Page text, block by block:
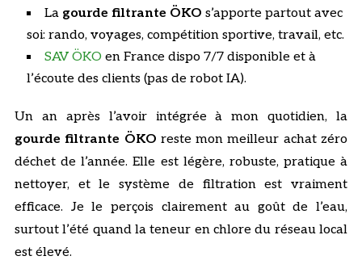
La gourde filtrante ÖKO s’apporte partout avec
soi: rando, voyages, compétition sportive, travail, etc.
SAV ÖKOen France dispo 7/7 disponible et à
l’écoute des clients (pas de robot IA).
Un an après l’avoir intégrée à mon quotidien, la
gourde filtrante ÖKO reste mon meilleur achat zéro
déchet de l’année. Elle est légère, robuste, pratique à
nettoyer, et le système de filtration est vraiment
efficace. Je le perçois clairement au goût de l’eau,
surtout l’été quand la teneur en chlore du réseau local
est élevé.